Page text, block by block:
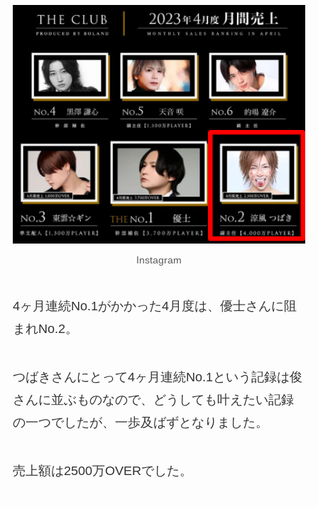
Instagram
4ヶ月連続No.1がかかった4月度は、優士さんに阻
まれNo.2。
つばきさんにとって4ヶ月連続No.1という記録は俊
さんに並ぶものなので、どうしても叶えたい記録
の一つでしたが、一歩及ばずとなりました。
売上額は2500万OVERでした。